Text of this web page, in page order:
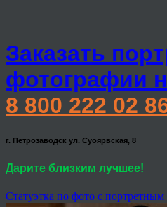
Заказать
фотографии
8 800 222 02
г. Петрозаводск ул. Суоярвская, 8
Дарите близким лучшее!
Статуэтка по фото с портретным